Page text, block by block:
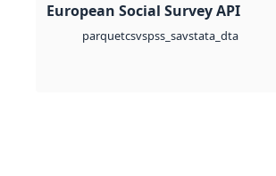
European Social Survey API
parquetcsvspss_savstata_dta